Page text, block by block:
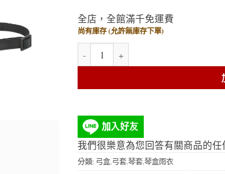
全店，全館滿千免運費
尚有庫存 (允許無庫存下單)
Gewa 通用型雙提琴弓盒（大.中.小提琴
我們很樂意為您回答有關商品的任
分類: 弓盒.弓套.琴套.琴盒雨衣